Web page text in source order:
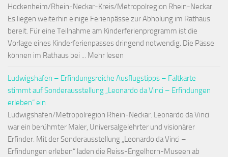
Hockenheim/Rhein-Neckar-Kreis/Metropolregion Rhein-Neckar.
Es liegen weiterhin einige Ferienpässe zur Abholung im Rathaus
bereit. Für eine Teilnahme am Kinderferienprogramm ist die
Vorlage eines Kinderferienpasses dringend notwendig. Die Pässe
können im Rathaus bei ... Mehr lesen
Ludwigshafen – Erfindungsreiche Ausflugstipps – Faltkarte
stimmt auf Sonderausstellung „Leonardo da Vinci – Erfindungen
erleben“ ein
Ludwigshafen/Metropolregion Rhein-Neckar. Leonardo da Vinci
war ein berühmter Maler, Universalgelehrter und visionärer
Erfinder. Mit der Sonderausstellung „Leonardo da Vinci –
Erfindungen erleben“ laden die Reiss-Engelhorn-Museen ab